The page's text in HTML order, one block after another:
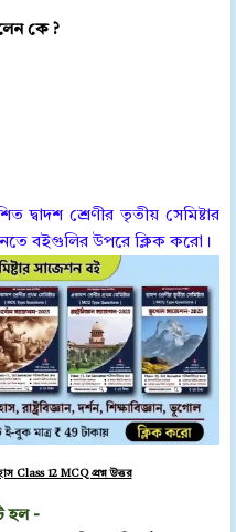
কে ?
দ্বাদশ শ্রেণীর তৃতীয় সেমিষ্টার
বইগুলির উপরে ক্লিক করো।
Class 12 MCQ প্রশ্ন উত্তর
হল -